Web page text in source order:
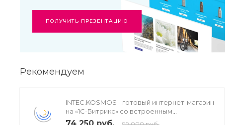
ПОЛУЧИТЬ ПРЕЗЕНТАЦИЮ
Рекомендуем
INTEC.KOSMOS - готовый интернет-магазин
на «1С-Битрикс» со встроенным
искусственным интеллектом